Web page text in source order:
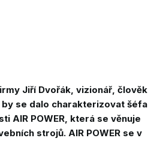
Jiří Dvořák, vizionář, člověk
by se dalo charakterizovat šéfa
AIR POWER, která se věnuje
strojů. AIR POWER se v